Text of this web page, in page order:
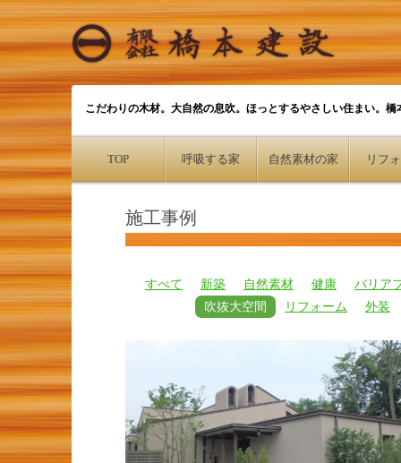
こだわりの木材。大自然の息吹。ほっとするやさしい住まい。
TOP 呼吸する家 自然素材の家 リフ
施工事例
すべて 新築 自然素材 健康
バリア
吹抜大空間
リフォーム 外装